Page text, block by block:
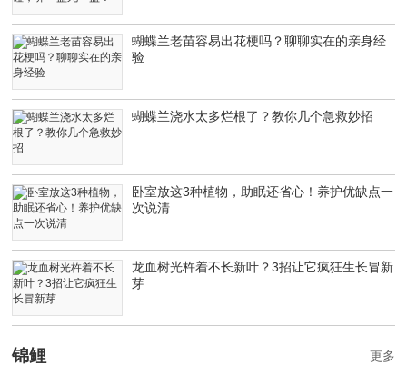
蝴蝶兰老苗容易出花梗吗？聊聊实在的亲身经
验
蝴蝶兰浇水太多烂根了？教你几个急救妙招
卧室放这3种植物，助眠还省心！养护优缺点一
次说清
龙血树光杵着不长新叶？3招让它疯狂生长冒新
芽
锦鲤 更多